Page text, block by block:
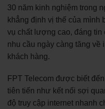
30 năm kinh nghiệm trong
khẳng định vị thế của mình
vụ chất lượng cao, đáng tin
nhu cầu ngày càng tăng về
khách hàng.
FPT Telecom được biết
tiên tiến như kết nối sợi
độ truy cập internet nhanh